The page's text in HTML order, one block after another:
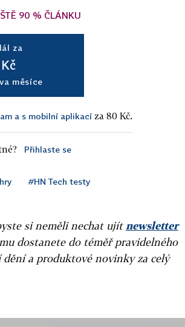
90 % ČLÁNKU
za
měsíce
a s mobilní aplikací za 80 Kč.
Přihlaste se
#HN Tech testy
si neměli nechat ujít newsletter
dostanete do téměř pravidelného
a produktové novinky za celý